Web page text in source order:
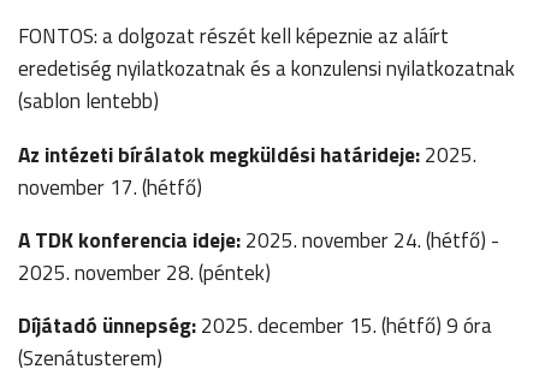
FONTOS: a dolgozat részét kell képeznie az aláírt
eredetiség nyilatkozatnak és a konzulensi nyilatkozatnak
(sablon lentebb)
Az intézeti bírálatokmegküldési határideje:2025.
november 17. (hétfő)
A TDK konferencia ideje:2025. november 24. (hétfő) -
2025. november 28. (péntek)
Díjátadó ünnepség:2025. december 15. (hétfő) 9 óra
(Szenátusterem)